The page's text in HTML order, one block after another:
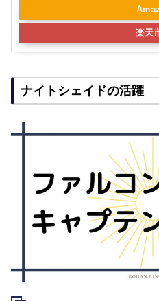
楽天
ナイトシェイドの活躍